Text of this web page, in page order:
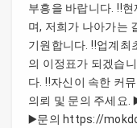
부흥을 바랍니다. ‼️
며, 저희가 나아가는
기원합니다. ‼️업계최
의 이정표가 되겠습
다. ‼️자신이 속한 커
의뢰 및 문의 주세
▶️문의 https://